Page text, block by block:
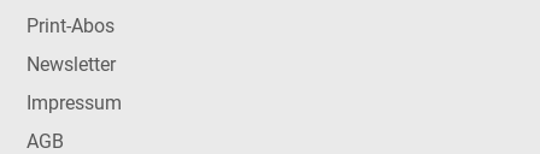
Print-Abos
Newsletter
Impressum
AGB